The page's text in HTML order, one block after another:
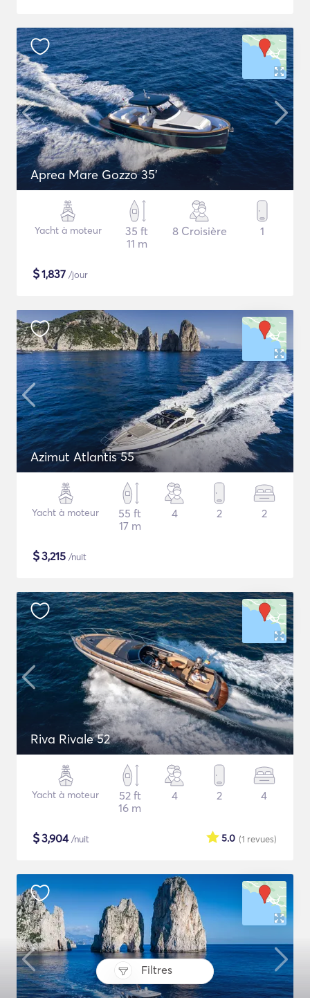
Filtres
Aprea Mare Gozzo 35'
Yacht à moteur
35 ft
11 m
8 Croisière 1
$1,837 /jour
Azimut Atlantis 55
Yacht à moteur
55 ft
17 m
4 2 2
$3,215 /nuit
Riva Rivale 52
Yacht à moteur
52 ft
16 m
4 2 4
$3,904/nuit (1 revues)
5.0